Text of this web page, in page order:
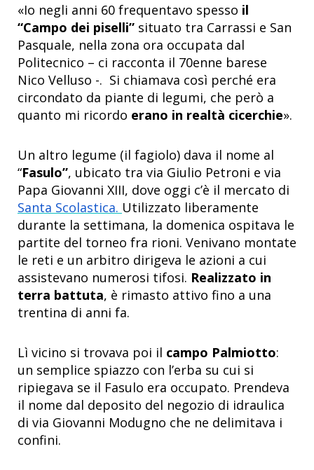
«Io negli anni 60 frequentavo spesso il
“Campo dei piselli” situato tra Carrassi e San
Pasquale, nella zona ora occupata dal
Politecnico – ci racconta il 70enne barese
Nico Velluso -. Si chiamava così perché era
circondato da piante di legumi, che però a
quanto mi ricordo erano in realtà cicerchie».
Un altro legume (il fagiolo) dava il nome al
“Fasulo”, ubicato tra via Giulio Petroni e via
Papa Giovanni XIII, dove oggi c’è il mercato di
Santa Scolastica. Utilizzato liberamente
durante la settimana, la domenica ospitava le
partite del torneo fra rioni. Venivano montate
le reti e un arbitro dirigeva le azioni a cui
assistevano numerosi tifosi. Realizzato in
terra battuta, è rimasto attivo fino a una
trentina di anni fa.
Lì vicino si trovava poi il campo Palmiotto:
un semplice spiazzo con l’erba su cui si
ripiegava se il Fasulo era occupato. Prendeva
il nome dal deposito del negozio di idraulica
di via Giovanni Modugno che ne delimitava i
confini.